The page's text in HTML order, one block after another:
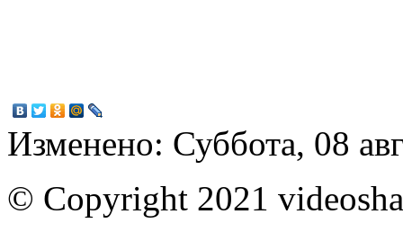
Изменено: Суббота, 08
© Copyright 2021